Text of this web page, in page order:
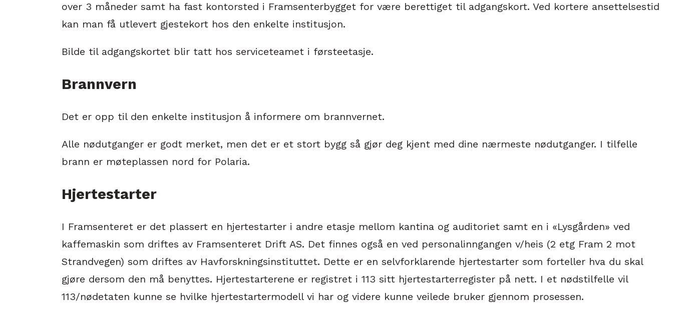
over 3 måneder samt ha fast kontorsted i Framsenterbygget for være berettiget til adgangskort. Ved kortere ansettelsestid
kan man få utlevert gjestekort hos den enkelte institusjon.
Bilde til adgangskortet blir tatt hos serviceteamet i førsteetasje.
Brannvern
Det er opp til den enkelte institusjon å informere om brannvernet.
Alle nødutganger er godt merket, men det er et stort bygg så gjør deg kjent med dine nærmeste nødutganger. I tilfelle
brann er møteplassen nord for Polaria.
Hjertestarter
I Framsenteret er det plassert en hjertestarter i andre etasje mellom kantina og auditoriet samt en i «Lysgården» ved
kaffemaskin som driftes av Framsenteret Drift AS. Det finnes også en ved personalinngangen v/heis (2 etg Fram 2 mot
Strandvegen) som driftes av Havforskningsinstituttet. Dette er en selvforklarende hjertestarter som forteller hva du skal
gjøre dersom den må benyttes. Hjertestarterene er registret i 113 sitt hjertestarterregister på nett. I et nødstilfelle vil
113/nødetaten kunne se hvilke hjertestartermodell vi har og videre kunne veilede bruker gjennom prosessen.